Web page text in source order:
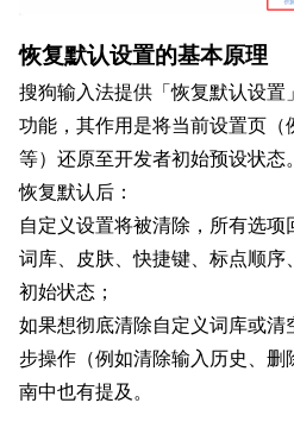
恢复默认设置的基本原理
搜狗输入法提供「恢复默认设置
功能，其作用是将当前设置页
等）还原至开发者初始预设状态。
恢复默认后：
自定义设置将被清除，所有选项
词库、皮肤、快捷键、标点顺
初始状态；
如果想彻底清除自定义词库或
步操作（例如清除输入历史、
南中也有提及。